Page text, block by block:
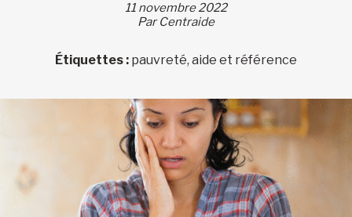
11 novembre 2022
Par Centraide
Étiquettes : pauvreté, aide et référence